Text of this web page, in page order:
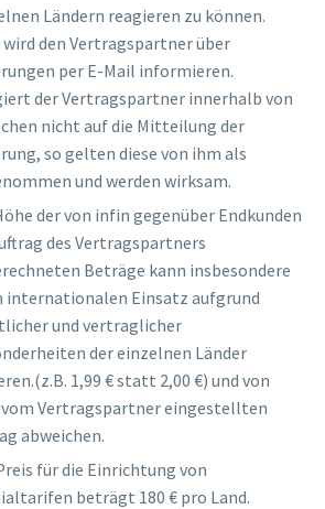
Ländern reagieren zu können.
den Vertragspartner über
per E-Mail informieren.
der Vertragspartner innerhalb von
nicht auf die Mitteilung der
so gelten diese von ihm als
und werden wirksam.
der von infin gegenüber Endkunden
des Vertragspartners
Beträge kann insbesondere
internationalen Einsatz aufgrund
und vertraglicher
der einzelnen Länder
1,99 € statt 2,00 €) und von
Vertragspartner eingestellten
abweichen.
für die Einrichtung von
beträgt 180 € pro Land.